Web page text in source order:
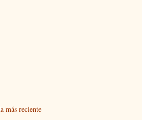
más reciente